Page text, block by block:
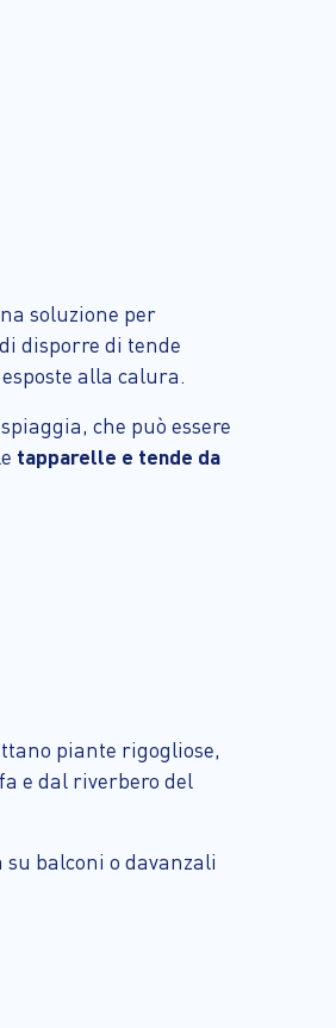
soluzione per
disporre di tende
alla calura.
che può essere
tapparelle e tende da
piante rigogliose,
e dal riverbero del
balconi o davanzali